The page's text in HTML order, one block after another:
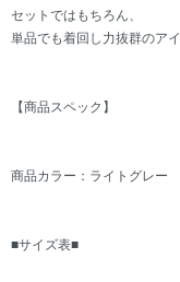
セットではもちろん、
単品でも着回し力抜群のアイ
【商品スペック】
商品カラー：ライトグレー
■サイズ表■